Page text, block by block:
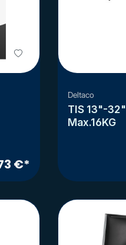
€*
Deltaco
TIS 13"-
Max.16KG